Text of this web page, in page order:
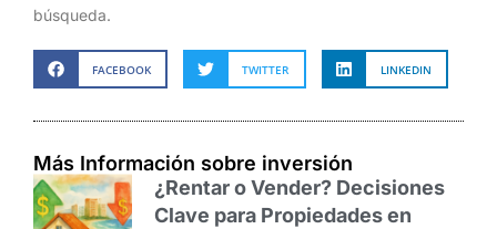
búsqueda.
FACEBOOK TWITTER LINKEDIN
Más Información sobre inversión
¿Rentar o Vender? Decisiones
Clave para Propiedades en